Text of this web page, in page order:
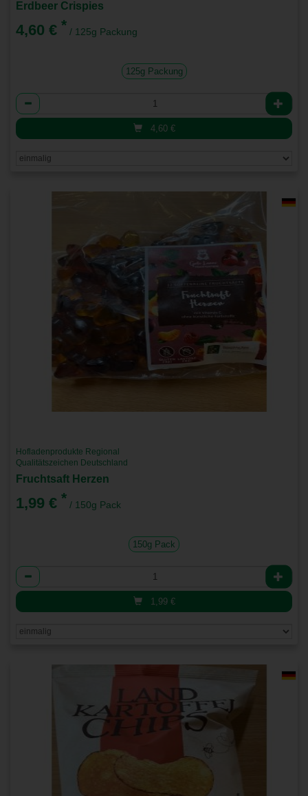
Erdbeer Crispies
4,60 € * / 125g Packung
125g Packung
Anzahl
4,60 €
Hofladenprodukte Regional
Qualitätszeichen Deutschland
Fruchtsaft Herzen
1,99 € * / 150g Pack
150g Pack
Anzahl
1,99 €